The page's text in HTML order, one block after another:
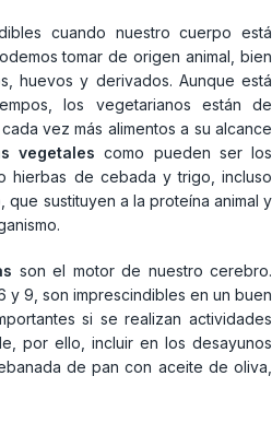
cuando nuestro cuerpo está
tomar de origen animal, bien
huevos y derivados. Aunque está
los vegetarianos están de
vez más alimentos a su alcance
vegetales como pueden ser los
hierbas de cebada y trigo, incluso
sustituyen a la proteína animal y
son el motor de nuestro cerebro.
y 9, son imprescindibles en un buen
si se realizan actividades
por ello, incluir en los desayunos
de pan con aceite de oliva,